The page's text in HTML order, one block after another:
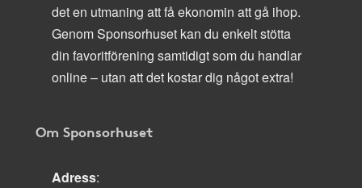
det en utmaning att få ekonomin att gå ihop.
Genom Sponsorhuset kan du enkelt stötta
din favoritförening samtidigt som du handlar
online – utan att det kostar dig något extra!
Om Sponsorhuset
Adress: